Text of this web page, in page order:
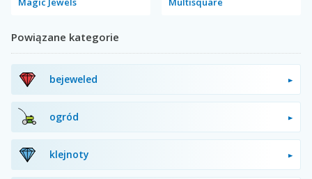
Powiązane kategorie
bejeweled
ogród
klejnoty